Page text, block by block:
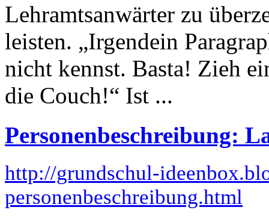
Lehramtsanwärter zu
leisten. „Irgendein
nicht kennst. Basta! Zieh
die Couch!“ Ist ...
Personenbeschreibung:
http://grundschul-
personenbeschreibung.html